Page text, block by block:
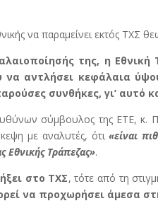
να παραμείνει εκτός ΤΧΣ
της, η
να αντλήσει κεφάλαια
συνθήκες, γι’ αυτό
σύμβουλος της ΕΤΕ, κ.
με αναλυτές, ότι«είναι
Εθνικής Τράπεζας».
στο ΤΧΣ, τότε από τη
να προχωρήσει άμεσα